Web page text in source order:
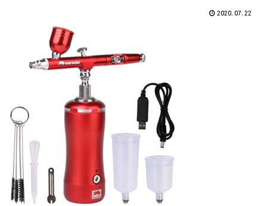
2020.07.22